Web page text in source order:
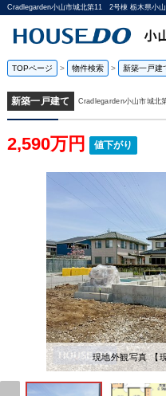
TOPページ > 物件検索 > 新築一戸建
新築一戸建て Cradlegarden小山市城
2,590万円 値下がり
現地外観写真 【